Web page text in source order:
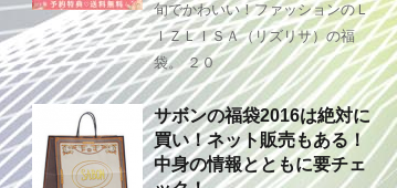
旬でかわいい！ファッションのＬ
ＩＺＬＩＳＡ（リズリサ）の福
袋。 ２０
サボンの福袋2016は絶対に
買い！ネット販売もある！
中身の情報とともに要チェ